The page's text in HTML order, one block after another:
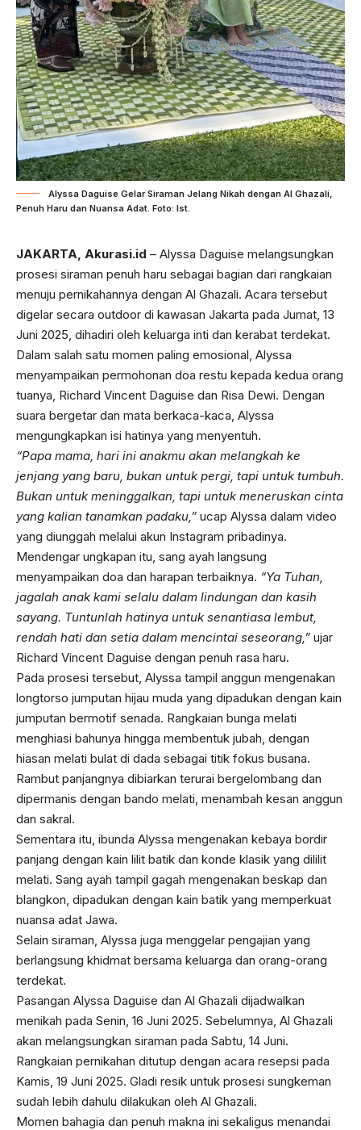
Alyssa Daguise Gelar Siraman Jelang Nikah dengan Al Ghazali,
Penuh Haru dan Nuansa Adat. Foto: Ist.
JAKARTA, Akurasi.id – Alyssa Daguise melangsungkan
prosesi siraman penuh haru sebagai bagian dari rangkaian
menuju pernikahannya dengan Al Ghazali. Acara tersebut
digelar secara outdoor di kawasan Jakarta pada Jumat, 13
Juni 2025, dihadiri oleh keluarga inti dan kerabat terdekat.
Dalam salah satu momen paling emosional, Alyssa
menyampaikan permohonan doa restu kepada kedua orang
tuanya, Richard Vincent Daguise dan Risa Dewi. Dengan
suara bergetar dan mata berkaca-kaca, Alyssa
mengungkapkan isi hatinya yang menyentuh.
“Papa mama, hari ini anakmu akan melangkah ke
jenjang yang baru, bukan untuk pergi, tapi untuk tumbuh.
Bukan untuk meninggalkan, tapi untuk meneruskan cinta
yang kalian tanamkan padaku,” ucap Alyssa dalam video
yang diunggah melalui akun Instagram pribadinya.
Mendengar ungkapan itu, sang ayah langsung
menyampaikan doa dan harapan terbaiknya. “Ya Tuhan,
jagalah anak kami selalu dalam lindungan dan kasih
sayang. Tuntunlah hatinya untuk senantiasa lembut,
rendah hati dan setia dalam mencintai seseorang,” ujar
Richard Vincent Daguise dengan penuh rasa haru.
Pada prosesi tersebut, Alyssa tampil anggun mengenakan
longtorso jumputan hijau muda yang dipadukan dengan kain
jumputan bermotif senada. Rangkaian bunga melati
menghiasi bahunya hingga membentuk jubah, dengan
hiasan melati bulat di dada sebagai titik fokus busana.
Rambut panjangnya dibiarkan terurai bergelombang dan
dipermanis dengan bando melati, menambah kesan anggun
dan sakral.
Sementara itu, ibunda Alyssa mengenakan kebaya bordir
panjang dengan kain lilit batik dan konde klasik yang dililit
melati. Sang ayah tampil gagah mengenakan beskap dan
blangkon, dipadukan dengan kain batik yang memperkuat
nuansa adat Jawa.
Selain siraman, Alyssa juga menggelar pengajian yang
berlangsung khidmat bersama keluarga dan orang-orang
terdekat.
Pasangan Alyssa Daguise dan Al Ghazali dijadwalkan
menikah pada Senin, 16 Juni 2025. Sebelumnya, Al Ghazali
akan melangsungkan siraman pada Sabtu, 14 Juni.
Rangkaian pernikahan ditutup dengan acara resepsi pada
Kamis, 19 Juni 2025. Gladi resik untuk prosesi sungkeman
sudah lebih dahulu dilakukan oleh Al Ghazali.
Momen bahagia dan penuh makna ini sekaligus menandai